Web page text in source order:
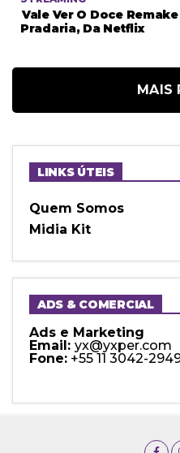
Vale Ver O Doce
Pradaria, Da Netflix
MAIS
LINKS ÚTEIS
Quem Somos
Midia Kit
ADS & COMERCIAL
Ads e Marketing
Email: yx@yxper.com
Fone: +55 11 3042-